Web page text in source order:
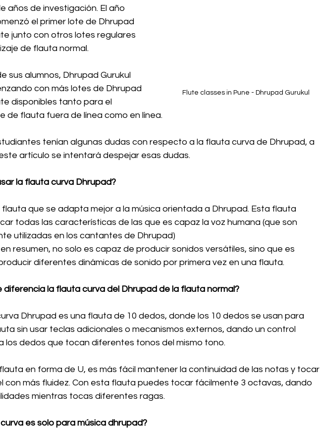
Flute classes in Pune - Dhrupad Gurukul
años de investigación. El año
el primer lote de Dhrupad
junto con otros lotes regulares
de flauta normal.
sus alumnos, Dhrupad Gurukul
con más lotes de Dhrupad
disponibles tanto para el
de flauta fuera de línea como en línea.
tenían algunas dudas con respecto a la flauta curva de Dhrupad, a
artículo se intentará despejar esas dudas.
la flauta curva Dhrupad?
flauta que se adapta mejor a la música orientada a Dhrupad. Esta flauta
todas las características de las que es capaz la voz humana (que son
utilizadas en los cantantes de Dhrupad)
resumen, no solo es capaz de producir sonidos versátiles, sino que es
diferentes dinámicas de sonido por primera vez en una flauta.
diferencia la flauta curva del Dhrupad de la flauta normal?
Dhrupad es una flauta de 10 dedos, donde los 10 dedos se usan para
sin usar teclas adicionales o mecanismos externos, dando un control
los dedos que tocan diferentes tonos del mismo tono.
en forma de U, es más fácil mantener la continuidad de las notas y tocar
con más fluidez. Con esta flauta puedes tocar fácilmente 3 octavas, dando
mientras tocas diferentes ragas.
es solo para música dhrupad?